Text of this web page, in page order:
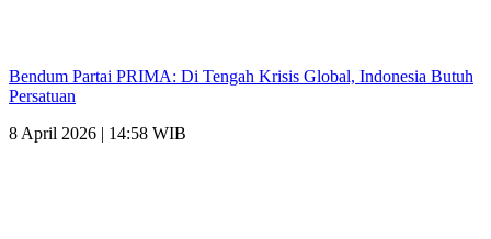
Bendum Partai PRIMA: Di Tengah Krisis Global, Indonesia Butuh
Persatuan
8 April 2026 | 14:58 WIB